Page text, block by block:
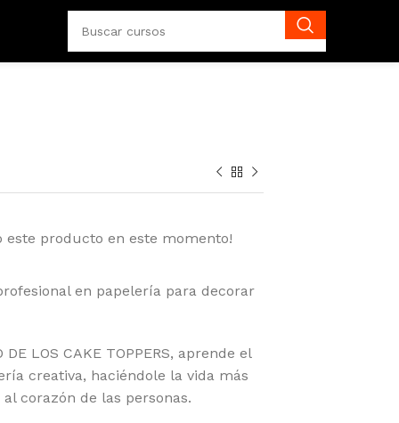
este producto en este momento!
en papelería para decorar
LOS CAKE TOPPERS, aprende el
creativa, haciéndole la vida más
corazón de las personas.